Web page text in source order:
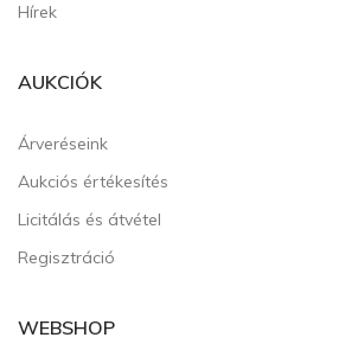
Hírek
AUKCIÓK
Árveréseink
Aukciós értékesítés
Licitálás és átvétel
Regisztráció
WEBSHOP